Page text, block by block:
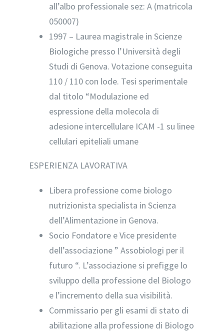
all’albo professionale sez: A (matricola
050007)
1997 – Laurea magistrale in Scienze
Biologiche presso l’Università degli
Studi di Genova. Votazione conseguita
110 / 110 con lode. Tesi sperimentale
dal titolo “Modulazione ed
espressione della molecola di
adesione intercellulare ICAM -1 su linee
cellulari epiteliali umane
ESPERIENZA LAVORATIVA
Libera professione come biologo
nutrizionista specialista in Scienza
dell’Alimentazione in Genova.
Socio Fondatore e Vice presidente
dell’associazione ” Assobiologi per il
futuro “. L’associazione si prefigge lo
sviluppo della professione del Biologo
e l’incremento della sua visibilità.
Commissario per gli esami di stato di
abilitazione alla professione di Biologo